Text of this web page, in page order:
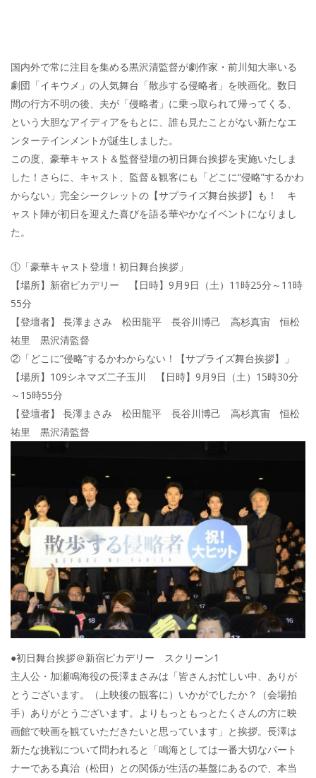
国内外で常に注目を集める黒沢清監督が劇作家・前川知大率いる
劇団「イキウメ」の人気舞台「散歩する侵略者」を映画化。数日
間の行方不明の後、夫が「侵略者」に乗っ取られて帰ってくる、
という大胆なアイディアをもとに、誰も見たことがない新たなエ
ンターテインメントが誕生しました。
この度、豪華キャスト＆監督登壇の初日舞台挨拶を実施いたしま
した！さらに、キャスト、監督＆観客にも「どこに“侵略”するかわ
からない」完全シークレットの【サプライズ舞台挨拶】も！ キ
ャスト陣が初日を迎えた喜びを語る華やかなイベントになりまし
た。
①「豪華キャスト登壇！初日舞台挨拶」
【場所】新宿ピカデリー 【日時】9月9日（土）11時25分～11時
55分
【登壇者】 長澤まさみ 松田龍平 長谷川博己 高杉真宙 恒松
祐里 黒沢清監督
②「どこに“侵略”するかわからない！【サプライズ舞台挨拶】」
【場所】109シネマズ二子玉川 【日時】9月9日（土）15時30分
～15時55分
【登壇者】 長澤まさみ 松田龍平 長谷川博己 高杉真宙 恒松
祐里 黒沢清監督
●初日舞台挨拶＠新宿ピカデリー スクリーン1
主人公・加瀬鳴海役の長澤まさみは「皆さんお忙しい中、ありが
とうございます。（上映後の観客に）いかがでしたか？（会場拍
手）ありがとうございます。よりもっともっとたくさんの方に映
画館で映画を観ていただきたいと思っています」と挨拶。長澤は
新たな挑戦について問われると「鳴海としては一番大切なパート
ナーである真治（松田）との関係が生活の基盤にあるので、本当